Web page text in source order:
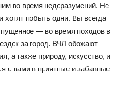
во время недоразумений. Не
хотят побыть одни. Вы всегда
— во время походов в
за город. ВЧЛ обожают
а также природу, искусство, и
с вами в приятные и забавные